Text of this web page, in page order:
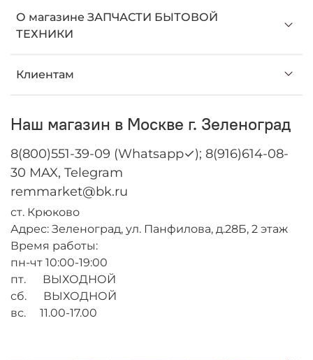
О магазине ЗАПЧАСТИ БЫТОВОЙ
ТЕХНИКИ
Клиентам
Наш магазин в Москве г. Зеленоград
8(800)551-39-09 (Whatsapp✓); 8(916)614-08-
30 MAX, Telegram
remmarket@bk.ru
ст. Крюково
Адрес: Зеленоград, ул. Панфилова, д.28Б, 2 этаж
Время работы:
пн-чт 10:00-19:00
пт. ВЫХОДНОЙ
сб. ВЫХОДНОЙ
вс. 11.00-17.00